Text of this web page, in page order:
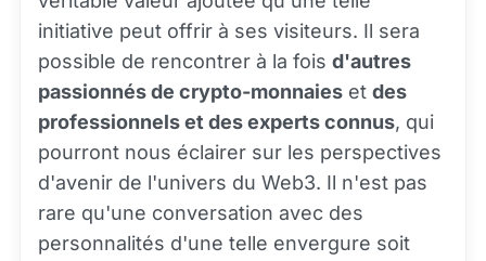
initiative peut offrir à ses visiteurs. Il sera
possible de rencontrer à la fois d'autres
passionnés de crypto-monnaies et des
professionnels et des experts connus, qui
pourront nous éclairer sur les perspectives
d'avenir de l'univers du Web3. Il n'est pas
rare qu'une conversation avec des
personnalités d'une telle envergure soit